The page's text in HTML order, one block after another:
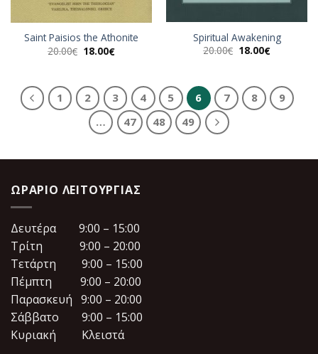
Saint Paisios the Athonite
20.00€ Original
price
18.00€Η
18.00€.
Spiritual Awakening
20.00€ Original
price
18.00€Η
18.00€.
1 2 3 4 5 6 7 8
9
…
47 48 49
ΩΡΆΡΙΟ ΛΕΙΤΟΥΡΓΊΑΣ
Δευτέρα 9:00 – 15:00
Τρίτη 9:00 – 20:00
Τετάρτη 9:00 – 15:00
Πέμπτη 9:00 – 20:00
Παρασκευή 9:00 – 20:00
Σάββατο 9:00 – 15:00
Κυριακή Κλειστά